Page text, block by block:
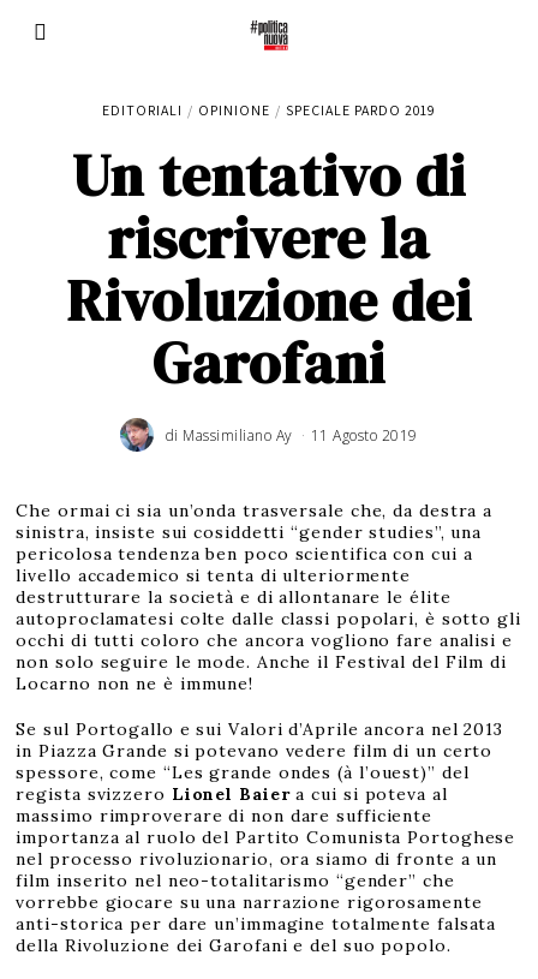
EDITORIALI / OPINIONE / SPECIALE PARDO 2019
Un tentativo di
riscrivere la
Rivoluzione dei
Garofani
di Massimiliano Ay 11 Agosto 2019
o
2
0
1
9
Che ormai ci sia un’onda trasversale che, da destra a
sinistra, insiste sui cosiddetti “gender studies”, una
pericolosa tendenza ben poco scientifica con cui a
livello accademico si tenta di ulteriormente
destrutturare la società e di allontanare le élite
autoproclamatesi colte dalle classi popolari, è sotto gli
occhi di tutti coloro che ancora vogliono fare analisi e
non solo seguire le mode. Anche il Festival del Film di
Locarno non ne è immune!
Se sul Portogallo e sui Valori d’Aprile ancora nel 2013
in Piazza Grande si potevano vedere film di un certo
spessore, come “Les grande ondes (à l’ouest)” del
regista svizzero Lionel Baiera cui si poteva al
massimo rimproverare di non dare sufficiente
importanza al ruolo del Partito Comunista Portoghese
nel processo rivoluzionario, ora siamo di fronte a un
film inserito nel neo-totalitarismo “gender” che
vorrebbe giocare su una narrazione rigorosamente
anti-storica per dare un’immagine totalmente falsata
della Rivoluzione dei Garofani e del suo popolo.